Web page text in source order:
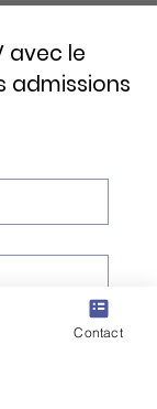
avec le
admissions
Contact